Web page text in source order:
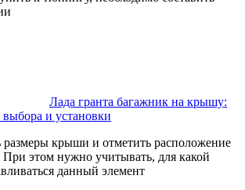
Лада гранта багажник на крышу:
выбора и установки
крыши и отметить расположение
этом нужно учитывать, для какой
данный элемент